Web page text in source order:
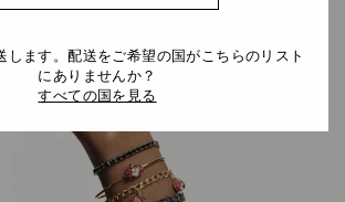
します。配送をご希望の国がこちらのリスト
にありませんか？
すべての国を見る